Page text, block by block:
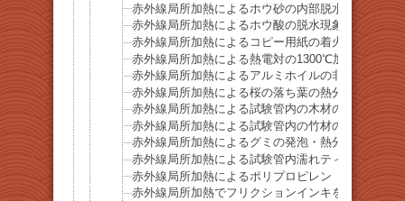
赤外線局所加熱によるホウ砂の内部脱水現象
赤外線局所加熱によるホウ酸の脱水現象
赤外線局所加熱によるコピー用紙の着火挙動
赤外線局所加熱による熱電対の1300℃加熱デモ
赤外線局所加熱によるアルミホイルの非溶融加熱挙
赤外線局所加熱による桜の落ち葉の熱分解・発火挙
赤外線局所加熱による試験管内の木材の熱分解挙動
赤外線局所加熱による試験管内の竹材の熱分解挙動
赤外線局所加熱によるグミの発泡・熱分解挙動
赤外線局所加熱による試験管内濡れティッシュの
赤外線局所加熱によるポリプロピレン（PP）容器
赤外線局所加熱でフリクションインキを瞬時に消去